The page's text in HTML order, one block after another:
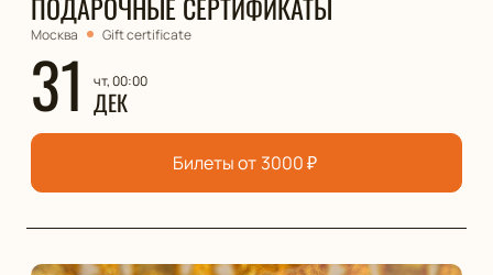
ПОДАРОЧНЫЕ СЕРТИФИКАТЫ
Москва Gift certificate
31 чт, 00:00
ДЕК
Билеты от 3000₽